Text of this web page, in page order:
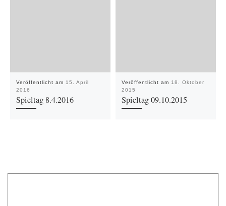
Veröffentlicht am 15. April
2016
Spieltag 8.4.2016
Veröffentlicht am 18. Oktober
2015
Spieltag 09.10.2015